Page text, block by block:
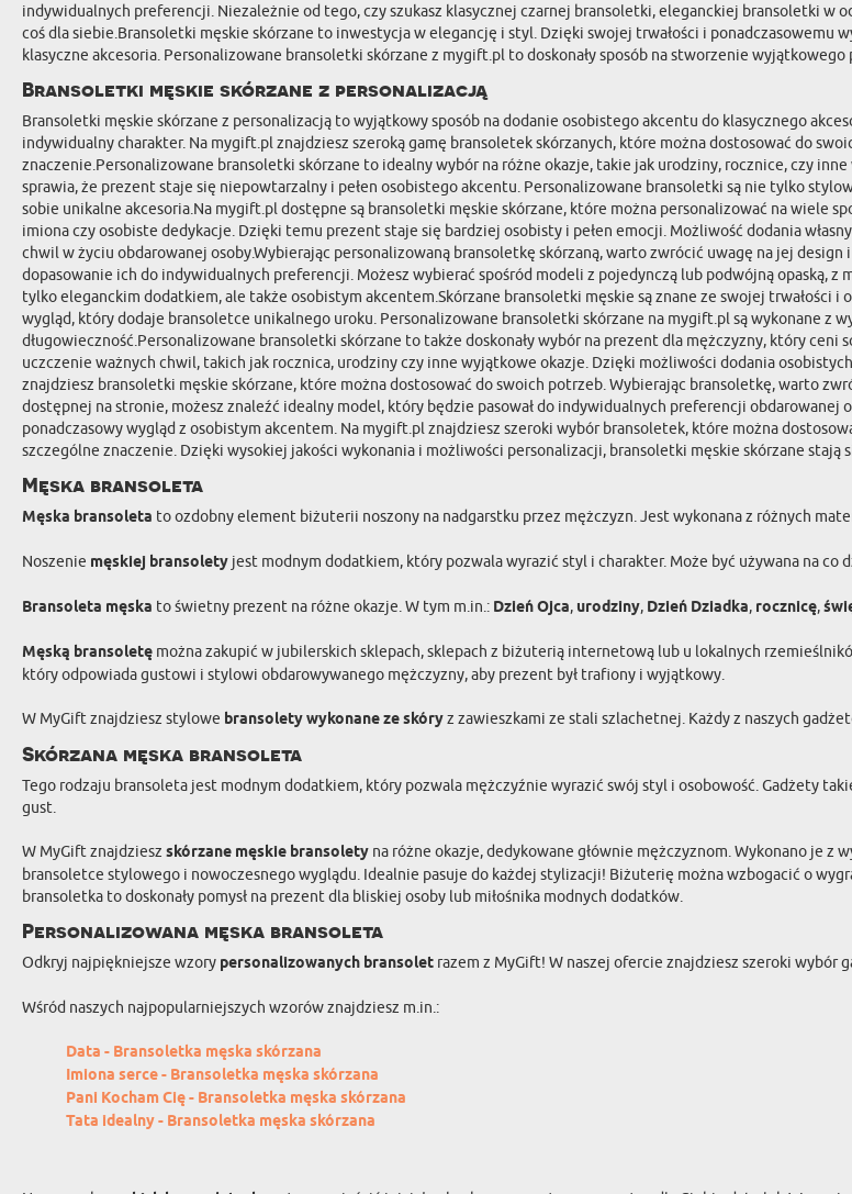
indywidualnych preferencji. Niezależnie od tego, czy szukasz klasycznej czarnej bransoletki, eleganckiej bransoletki
coś dla siebie.Bransoletki męskie skórzane to inwestycja w elegancję i styl. Dzięki swojej trwałości i ponadczasowemu
klasyczne akcesoria. Personalizowane bransoletki skórzane z mygift.pl to doskonały sposób na stworzenie
Bransoletki męskie skórzane z personalizacją
Bransoletki męskie skórzane z personalizacją to wyjątkowy sposób na dodanie osobistego akcentu do klasycznego
indywidualny charakter. Na mygift.pl znajdziesz szeroką gamę bransoletek skórzanych, które można dostosować do
znaczenie.Personalizowane bransoletki skórzane to idealny wybór na różne okazje, takie jak urodziny, rocznice, czy
sprawia, że prezent staje się niepowtarzalny i pełen osobistego akcentu. Personalizowane bransoletki są nie tylko
sobie unikalne akcesoria.Na mygift.pl dostępne są bransoletki męskie skórzane, które można personalizować na wiele
imiona czy osobiste dedykacje. Dzięki temu prezent staje się bardziej osobisty i pełen emocji. Możliwość dodania
chwil w życiu obdarowanej osoby.Wybierając personalizowaną bransoletkę skórzaną, warto zwrócić uwagę na jej
dopasowanie ich do indywidualnych preferencji. Możesz wybierać spośród modeli z pojedynczą lub podwójną opaską,
tylko eleganckim dodatkiem, ale także osobistym akcentem.Skórzane bransoletki męskie są znane ze swojej trwałości
wygląd, który dodaje bransoletce unikalnego uroku. Personalizowane bransoletki skórzane na mygift.pl są wykonane z
długowieczność.Personalizowane bransoletki skórzane to także doskonały wybór na prezent dla mężczyzny, który
uczczenie ważnych chwil, takich jak rocznica, urodziny czy inne wyjątkowe okazje. Dzięki możliwości dodania
znajdziesz bransoletki męskie skórzane, które można dostosować do swoich potrzeb. Wybierając bransoletkę, warto
dostępnej na stronie, możesz znaleźć idealny model, który będzie pasował do indywidualnych preferencji
ponadczasowy wygląd z osobistym akcentem. Na mygift.pl znajdziesz szeroki wybór bransoletek, które można
szczególne znaczenie. Dzięki wysokiej jakości wykonania i możliwości personalizacji, bransoletki męskie skórzane stają
Męska bransoleta
Męska bransoleta to ozdobny element biżuterii noszony na nadgarstku przez mężczyzn. Jest wykonana z różnych
Noszenie męskiej bransolety jest modnym dodatkiem, który pozwala wyrazić styl i charakter. Może być używana na
Bransoleta męska to świetny prezent na różne okazje. W tym m.in.: Dzień Ojca, urodziny, Dzień Dziadka, rocznicę,
Męską bransoletę można zakupić w jubilerskich sklepach, sklepach z biżuterią internetową lub u lokalnych
który odpowiada gustowi i stylowi obdarowywanego mężczyzny, aby prezent był trafiony i wyjątkowy.
W MyGift znajdziesz stylowe bransolety wykonane ze skóryz zawieszkami ze stali szlachetnej. Każdy z naszych
Skórzana męska bransoleta
Tego rodzaju bransoleta jest modnym dodatkiem, który pozwala mężczyźnie wyrazić swój styl i osobowość. Gadżety
gust.
W MyGift znajdziesz skórzane męskie bransolety na różne okazje, dedykowane głównie mężczyznom. Wykonano je z
bransoletce stylowego i nowoczesnego wyglądu. Idealnie pasuje do każdej stylizacji! Biżuterię można wzbogacić o
bransoletka to doskonały pomysł na prezent dla bliskiej osoby lub miłośnika modnych dodatków.
Personalizowana męska bransoleta
Odkryj najpiękniejsze wzory personalizowanych bransolet razem z MyGift! W naszej ofercie znajdziesz szeroki wybór
Wśród naszych najpopularniejszych wzorów znajdziesz m.in.:
Data - Bransoletka męska skórzana
Imiona serce - Bransoletka męska skórzana
Pani Kocham Cię - Bransoletka męska skórzana
Tata idealny - Bransoletka męska skórzana